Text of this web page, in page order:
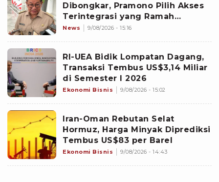
Dibongkar, Pramono Pilih Akses
Terintegrasi yang Ramah
Disabilitas
News 9/08/2026 - 15:16
RI-UEA Bidik Lompatan Dagang,
Transaksi Tembus US$3,14 Miliar
di Semester I 2026
Ekonomi Bisnis 9/08/2026 - 15:02
Iran-Oman Rebutan Selat
Hormuz, Harga Minyak Diprediksi
Tembus US$83 per Barel
Ekonomi Bisnis 9/08/2026 - 14:43